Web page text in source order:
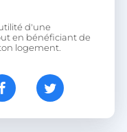
d'une
en bénéficiant de
logement.
YouTube